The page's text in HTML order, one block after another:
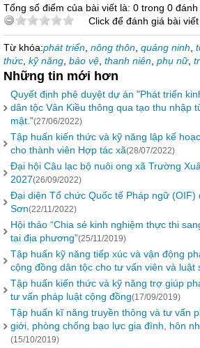
Tổng số điểm của bài viết là: 0 trong 0 đánh
Click để đánh giá bài viết
Từ khóa:phát triển nông thôn quảng ninh
thức kỹ năng bảo vệ thanh niên phụ nữ,
Những tin mới hơn
Quyết định phê duyệt dự án "Phát triển
dân tộc Vân Kiều thông qua tạo thu nhập
mật."(27/06/2022)
Tập huấn kiến thức và kỹ năng lập kế
cho thành viên Hợp tác xã(28/07/2022)
Đại hội Câu lạc bộ nuôi ong xã Trường
2027(26/09/2022)
Đại diện Tổ chức Quốc tế Pháp ngữ (OIF)
Sơn(22/11/2022)
Hội thảo “Chia sẻ kinh nghiệm thực thi
tại địa phương”(25/11/2019)
Tập huấn kỹ năng tiếp xúc và vận động
cộng đồng dân tộc cho tư vấn viên và luật
Tập huấn kiến thức và kỹ năng trợ giúp
tư vấn pháp luật cộng đồng(17/09/2019)
Tập huấn kĩ năng truyền thông và tư vấn
giới, phòng chống bạo lực gia đình, hôn
(15/10/2019)